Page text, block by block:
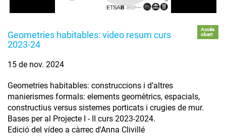
Geometries habitables: video resum curs
2023-24
Accés
obert
15 de nov. 2024
Geometries habitables: construccions i d’altres
manierismes formals: elements geomètrics, espacials,
constructius versus sistemes porticats i crugies de mur.
Bases per al Projecte I - II curs 2023-2024.
Edició del vídeo a càrrec d'Anna Clivillé